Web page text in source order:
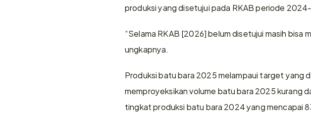
produksi yang disetujui pada RKAB periode
“Selama RKAB [2026] belum disetujui masih
ungkapnya.
Produksi batu bara 2025 melampaui target yang
memproyeksikan volume batu bara 2025 kurang
tingkat produksi batu bara 2024 yang mencapai